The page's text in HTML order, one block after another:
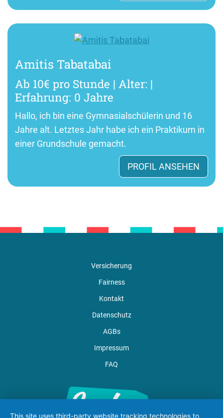
Amitis Tabatabai
Ab 10€ pro Stunde | Alter: |
Erfahrung: 0 Jahre
Hallo, ich bin eine Gymnasialschülerin und 16
Jahre alt. Letztes Jahr habe ich ein Praktikum in
einer Grundschule gemacht.
PROFIL ANSEHEN
Versicherung
Fairness
Kontakt
Datenschutz
AGBs
Impressum
FAQ
This site uses third-party website tracking technologies to